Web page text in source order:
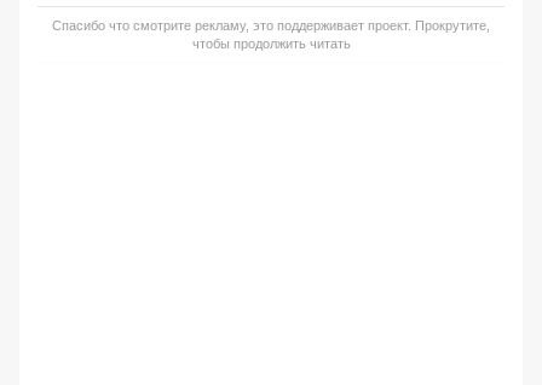
Спасибо что смотрите рекламу, это поддерживает проект. Прокрутите,
чтобы продолжить читать